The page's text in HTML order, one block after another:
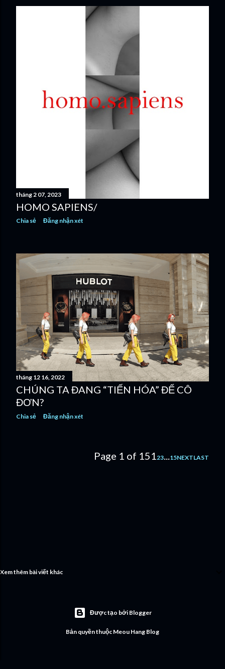
tháng 2 07, 2023
HOMO SAPIENS/
Chia sẻ Đăng nhận xét
tháng 12 16, 2022
CHÚNG TA ĐANG “TIẾN HÓA” ĐỂ CÔ
ĐƠN?
Chia sẻ Đăng nhận xét
Page 1 of 15123...15NEXTLAST
Xem thêm bài viết khác
Được tạo bởi Blogger
Bản quyền thuộc Meou Hang Blog